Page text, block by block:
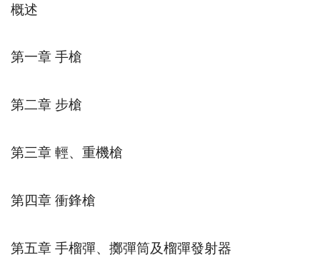
概述
第一章 手槍
第二章 步槍
第三章 輕、重機槍
第四章 衝鋒槍
第五章 手榴彈、擲彈筒及榴彈發射器